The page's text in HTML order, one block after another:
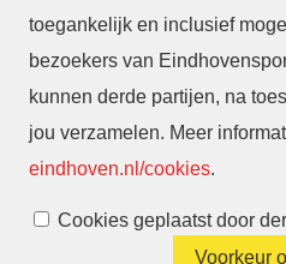
toegankelijk en inclusief
bezoekers van
kunnen derde partijen, na
jou verzamelen. Meer
eindhoven.nl/cookies.
Cookies geplaatst door
Voorkeur
Privacyverklaring-
-Toegankelijkheidsverklaring
Translate
Cookies beheren